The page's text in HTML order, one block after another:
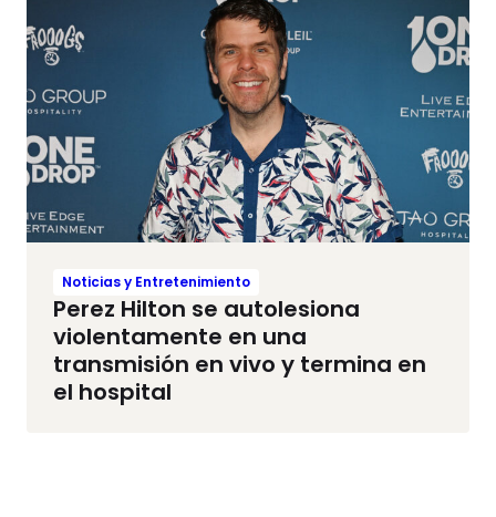
Noticias y Entretenimiento
Perez Hilton se autolesiona
violentamente en una
transmisión en vivo y termina en
el hospital